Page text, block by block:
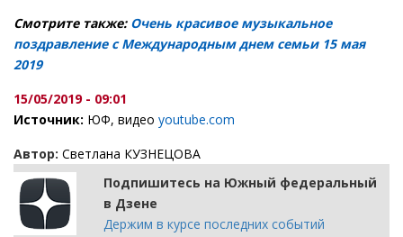
Смотрите также: Очень красивое музыкальное
поздравление с Международным днем семьи 15 мая
2019
15/05/2019 - 09:01
Источник: ЮФ, видео youtube.com
Автор: Светлана КУЗНЕЦОВА
Подпишитесь на Южный федеральный
в Дзене
Держим в курсе последних событий